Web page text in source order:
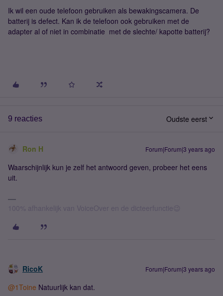
Ik wil een oude telefoon gebruiken als bewakingscamera. De
batterij is defect. Kan ik de telefoon ook gebruiken met de
adapter al of niet in combinatie met de slechte/ kapotte batterij?
9 reacties Oudste eerst
Ron H Forum|Forum|3 years ago
Waarschijnlijk kun je zelf het antwoord geven, probeer het eens
uit.
100% afhankelijk van VoiceOver en de dicteerfunctie😉
RicoK Forum|Forum|3 years ago
@1Toine Natuurlijk kan dat.